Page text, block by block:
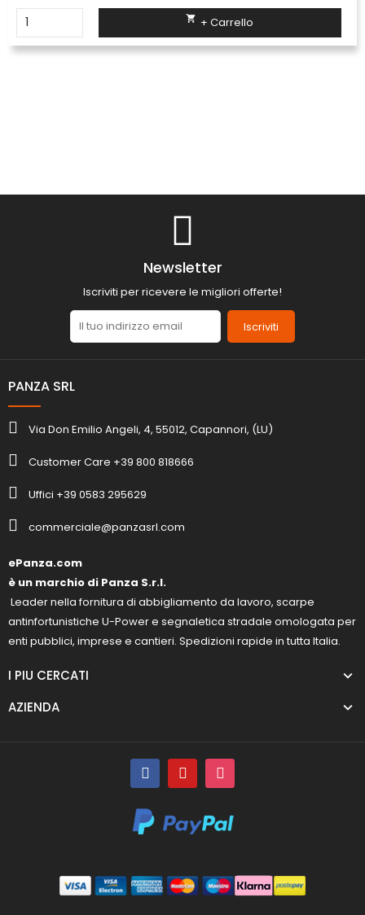
 + Carrello
Newsletter
Iscriviti per ricevere le migliori offerte!
Iscriviti
PANZA SRL
Via Don Emilio Angeli, 4, 55012, Capannori, (LU)
Customer Care +39 800 818666
Uffici +39 0583 295629
commerciale@panzasrl.com
ePanza.com
è un marchio di Panza S.r.l.
Leader nella fornitura di abbigliamento da lavoro, scarpe
antinfortunistiche U-Power e segnaletica stradale omologata per
enti pubblici, imprese e cantieri. Spedizioni rapide in tutta Italia.
I PIU CERCATI
AZIENDA